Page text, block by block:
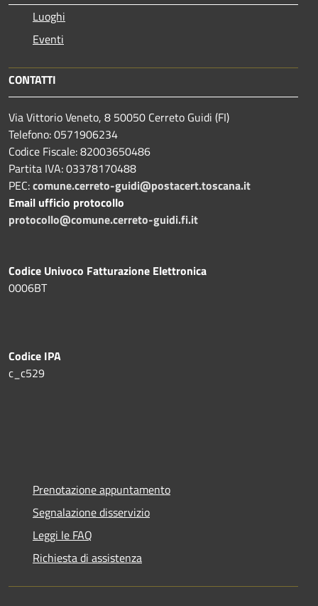
Luoghi
Eventi
CONTATTI
Via Vittorio Veneto, 8 50050 Cerreto Guidi (FI)
Telefono: 0571906234
Codice Fiscale: 82003650486
Partita IVA: 03378170488
PEC:comune.cerreto-guidi@postacert.toscana.it
Email ufficio protocollo
protocollo@comune.cerreto-guidi.fi.it
Codice Univoco Fatturazione Elettronica
0006BT
Codice IPA
c_c529
Prenotazione appuntamento
Segnalazione disservizio
Leggi le FAQ
Richiesta di assistenza